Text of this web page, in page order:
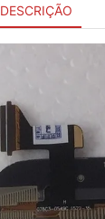
DESCRIÇÃO